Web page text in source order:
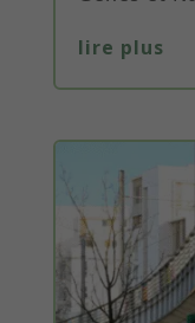
lire plus